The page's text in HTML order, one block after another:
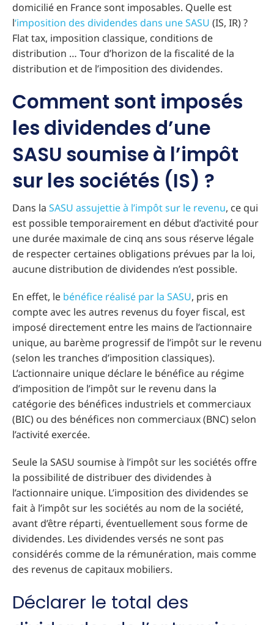
domicilié en France sont imposables. Quelle est
l‘imposition des dividendes dans une SASU (IS, IR) ?
Flat tax, imposition classique, conditions de
distribution … Tour d’horizon de la fiscalité de la
distribution et de l’imposition des dividendes.
Comment sont imposés
les dividendes d’une
SASU soumise à l’impôt
sur les sociétés (IS) ?
Dans la SASU assujettie à l’impôt sur le revenu, ce qui
est possible temporairement en début d’activité pour
une durée maximale de cinq ans sous réserve légale
de respecter certaines obligations prévues par la loi,
aucune distribution de dividendes n’est possible.
En effet, le bénéfice réalisé par la SASU, pris en
compte avec les autres revenus du foyer fiscal, est
imposé directement entre les mains de l’actionnaire
unique, au barème progressif de l’impôt sur le revenu
(selon les tranches d’imposition classiques).
L’actionnaire unique déclare le bénéfice au régime
d’imposition de l’impôt sur le revenu dans la
catégorie des bénéfices industriels et commerciaux
(BIC) ou des bénéfices non commerciaux (BNC) selon
l’activité exercée.
Seule la SASU soumise à l’impôt sur les sociétés offre
la possibilité de distribuer des dividendes à
l’actionnaire unique. L’imposition des dividendes se
fait à l’impôt sur les sociétés au nom de la société,
avant d’être réparti, éventuellement sous forme de
dividendes. Les dividendes versés ne sont pas
considérés comme de la rémunération, mais comme
des revenus de capitaux mobiliers.
Déclarer le total des